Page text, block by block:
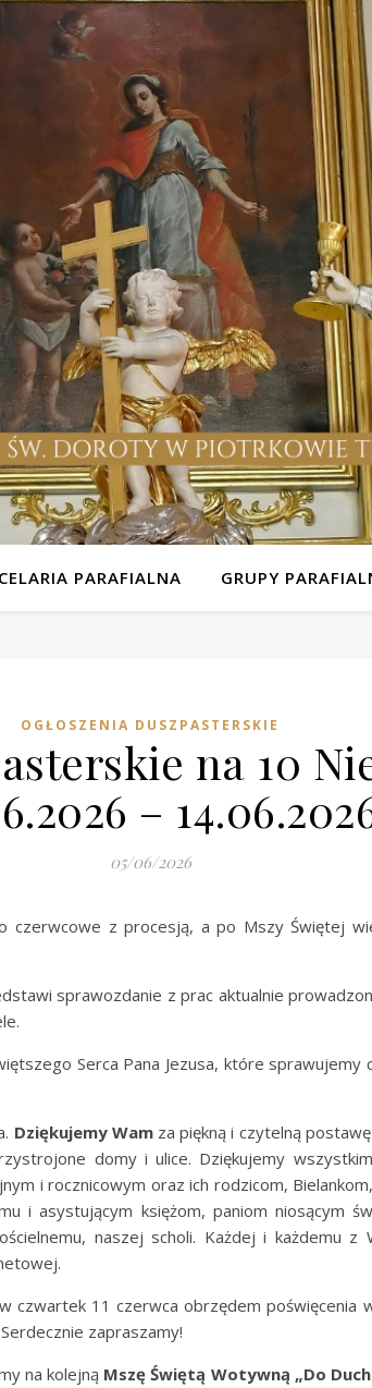
PARAFIALNA GRUPY
OGŁOSZENIA DUSZPASTERSKIE
na 10
–
05/06/2026
czerwcowe z procesją, a po Mszy Świętej
sprawozdanie z prac aktualnie
Serca Pana Jezusa, które
Dziękujemy Wamza piękną i czytelną
domy i ulice. Dziękujemy
i rocznicowym oraz ich rodzicom,
i asystującym księżom, paniom niosącym
naszej scholi. Każdej i każdemu
czwartek 11 czerwca obrzędem poświęcenia
zapraszamy!
na kolejną Mszę Świętą Wotywną „Do